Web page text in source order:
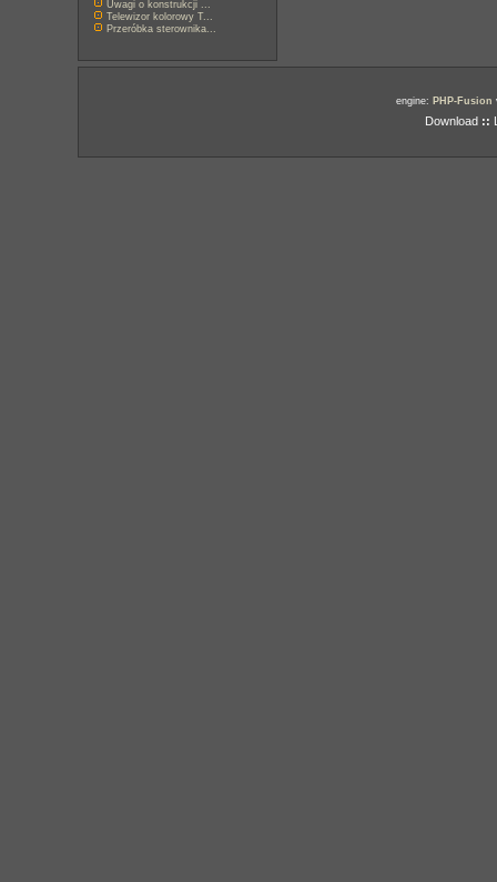
Uwagi o konstrukcji ...
Telewizor kolorowy T...
Przeróbka sterownika...
engine: PHP-Fusion
Download ::